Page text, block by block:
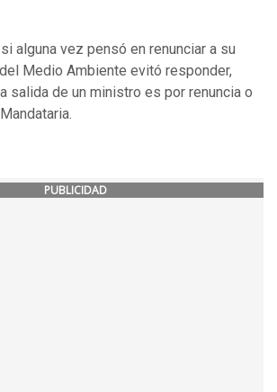
alguna vez pensó en renunciar a su
Medio Ambiente evitó responder,
salida de un ministro es por renuncia o
PUBLICIDAD